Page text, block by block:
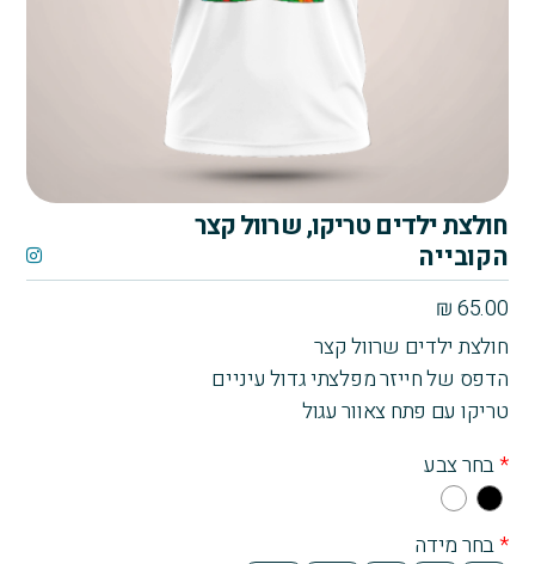
חולצת ילדים טריקו, שרוול קצר
הקובייה
₪65.00
חולצת ילדים שרוול קצר
הדפס של חייזר מפלצתי גדול עיניים
טריקו עם פתח צאוור עגול
*בחר צבע
Bla
ck
Whi
*בחר מידה